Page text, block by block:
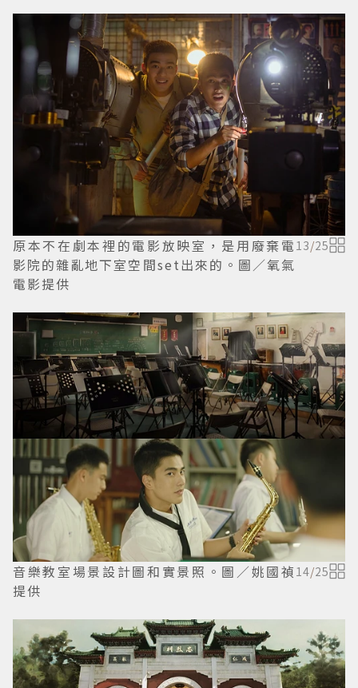
原本不在劇本裡的電影放映室，是用廢棄電
影院的雜亂地下室空間set出來的。圖／氧氣
電影提供
13/25
音樂教室場景設計圖和實景照。圖／姚國禎
提供
14/25